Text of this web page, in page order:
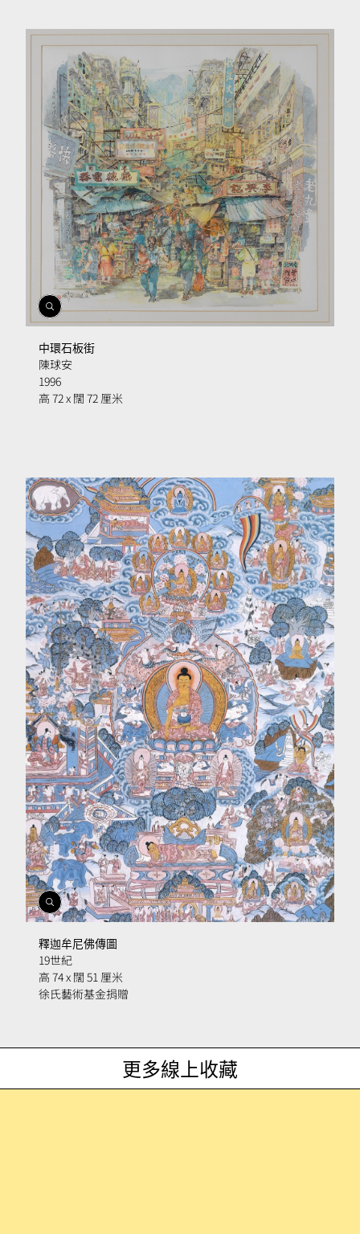
開
啟
相
簿
中環石板街
陳球安
1996
高 72 x 闊 72 厘米
開
啟
相
簿
釋迦牟尼佛傳圖
19世紀
高 74 x 闊 51 厘米
徐氏藝術基金捐贈
更多線上收藏